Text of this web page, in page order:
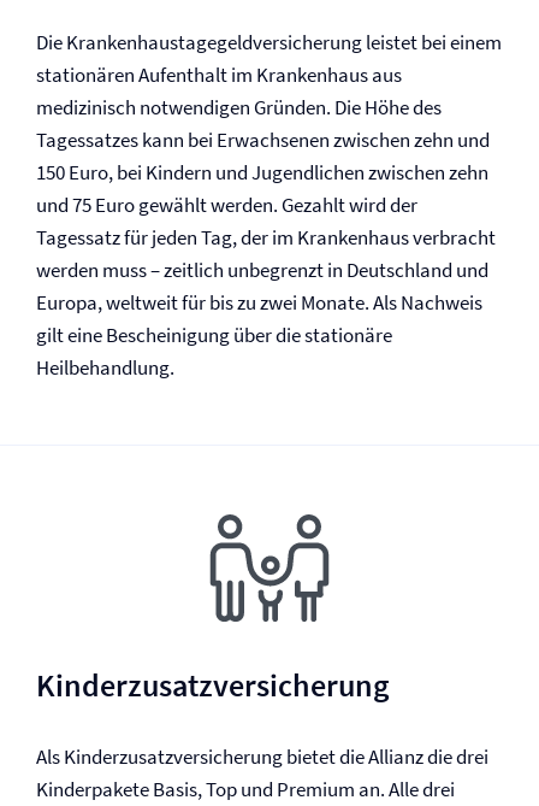
Die Krankenhaustagegeld­versicherung leistet bei einem
stationären Aufenthalt im Krankenhaus aus
medizinisch notwendigen Gründen. Die Höhe des
Tagessatzes kann bei Erwachsenen zwischen zehn und
150 Euro, bei Kindern und Jugendlichen zwischen zehn
und 75 Euro gewählt werden. Gezahlt wird der
Tagessatz für jeden Tag, der im Krankenhaus verbracht
werden muss – zeitlich unbegrenzt in Deutschland und
Europa, weltweit für bis zu zwei Monate. Als Nachweis
gilt eine Bescheinigung über die stationäre
Heilbehandlung.
Kinderzusatz­versicherung
Als Kinderzusatz­versicherung bietet die Allianz die drei
Kinderpakete Basis, Top und Premium an. Alle drei